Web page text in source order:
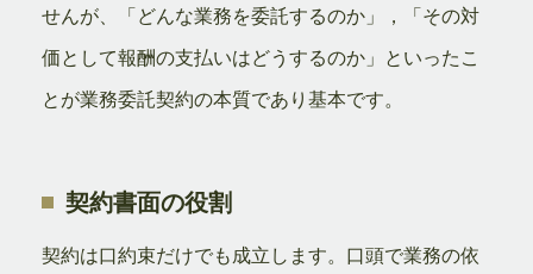
せんが、「どんな業務を委託するのか」，「その対
価として報酬の支払いはどうするのか」といったこ
とが業務委託契約の本質であり基本です。
契約書面の役割
契約は口約束だけでも成立します。口頭で業務の依